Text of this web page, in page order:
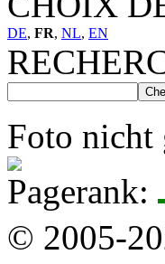
DE, FR, NL, EN
Foto nicht
Pagerank:
© 2005-